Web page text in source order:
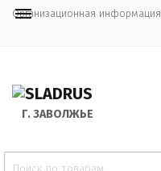
Организационная информация
Г. ЗАВОЛЖЬЕ